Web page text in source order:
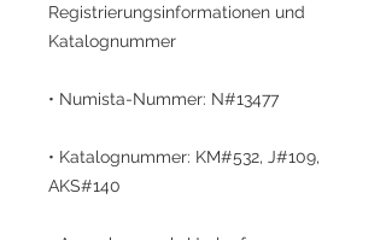
Registrierungsinformationen und
Katalognummer
• Numista-Nummer: N#13477
• Katalognummer: KM#532, J#109,
AKS#140